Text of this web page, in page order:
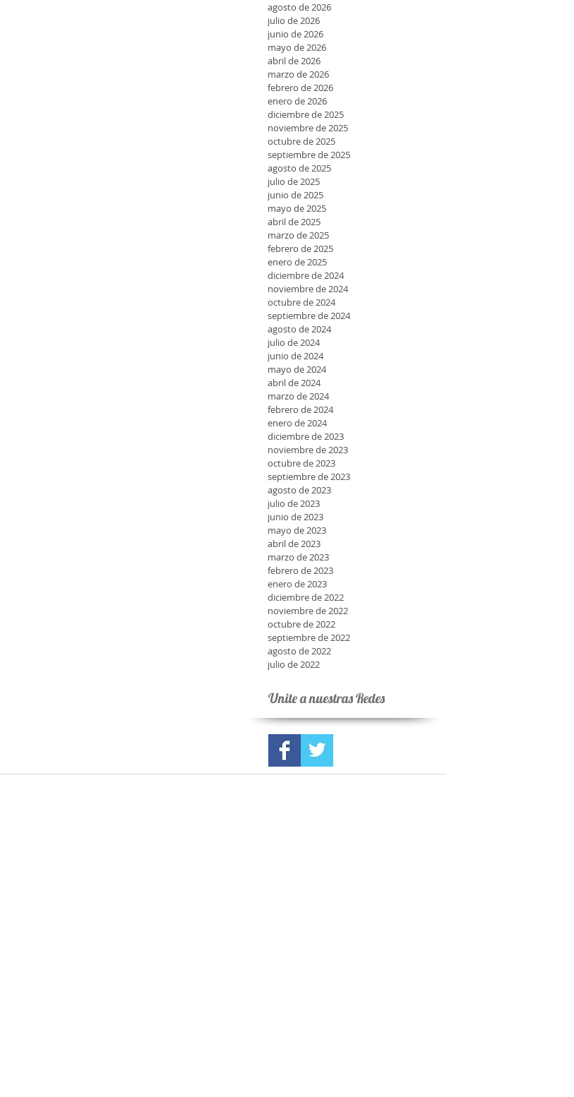
agosto de 2026
julio de 2026
junio de 2026
mayo de 2026
abril de 2026
marzo de 2026
febrero de 2026
enero de 2026
diciembre de 2025
noviembre de 2025
octubre de 2025
septiembre de 2025
agosto de 2025
julio de 2025
junio de 2025
mayo de 2025
abril de 2025
marzo de 2025
febrero de 2025
enero de 2025
diciembre de 2024
noviembre de 2024
octubre de 2024
septiembre de 2024
agosto de 2024
julio de 2024
junio de 2024
mayo de 2024
abril de 2024
marzo de 2024
febrero de 2024
enero de 2024
diciembre de 2023
noviembre de 2023
octubre de 2023
septiembre de 2023
agosto de 2023
julio de 2023
junio de 2023
mayo de 2023
abril de 2023
marzo de 2023
febrero de 2023
enero de 2023
diciembre de 2022
noviembre de 2022
octubre de 2022
septiembre de 2022
agosto de 2022
julio de 2022
Unite a nuestras Redes